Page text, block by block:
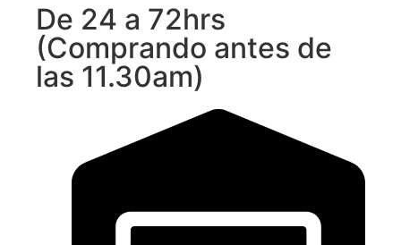
De 24 a 72hrs
(Comprando antes de
las 11.30am)